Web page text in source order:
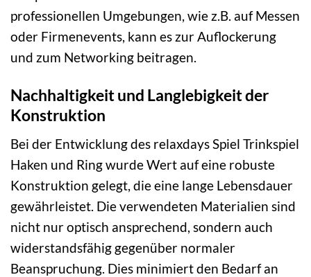
professionellen Umgebungen, wie z.B. auf Messen
oder Firmenevents, kann es zur Auflockerung
und zum Networking beitragen.
Nachhaltigkeit und Langlebigkeit der
Konstruktion
Bei der Entwicklung des relaxdays Spiel Trinkspiel
Haken und Ring wurde Wert auf eine robuste
Konstruktion gelegt, die eine lange Lebensdauer
gewährleistet. Die verwendeten Materialien sind
nicht nur optisch ansprechend, sondern auch
widerstandsfähig gegenüber normaler
Beanspruchung. Dies minimiert den Bedarf an